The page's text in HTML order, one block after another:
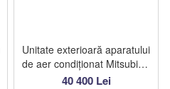
Unitate exterioară aparatului
de aer condiționat Mitsubishi
Electric MXZ-2HA50VF
40 400 Lei